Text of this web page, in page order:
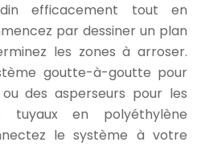
efficacement tout en
par dessiner un plan
les zones à arroser.
goutte-à-goutte pour
des asperseurs pour les
tuyaux en polyéthylène
le système à votre